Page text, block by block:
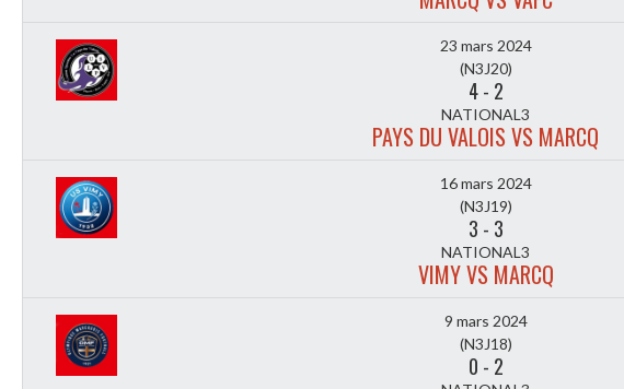
23 mars 2024
(N3J20)
4- 2
NATIONAL3
PAYS DU VALOIS VS MARCQ
16 mars 2024
(N3J19)
3 - 3
NATIONAL3
VIMY VS MARCQ
9 mars 2024
(N3J18)
0 - 2